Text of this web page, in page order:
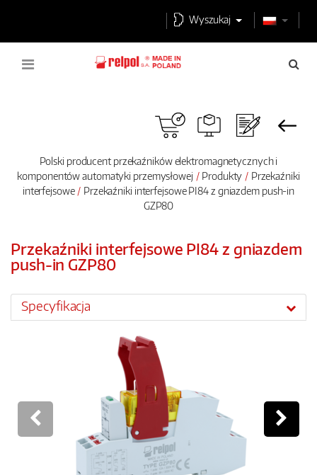
Wyszukaj
Polski producent przekaźników elektromagnetycznych i
komponentów automatyki przemysłowej
Produkty
Przekaźniki
interfejsowe
Przekaźniki interfejsowe PI84 z gniazdem push-in
GZP80
Przekaźniki interfejsowe PI84 z gniazdem
push-in GZP80
Specyfikacja